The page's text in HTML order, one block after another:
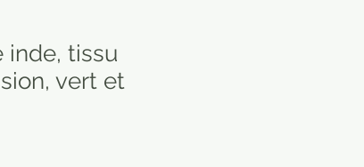
inde, tissu
vert et